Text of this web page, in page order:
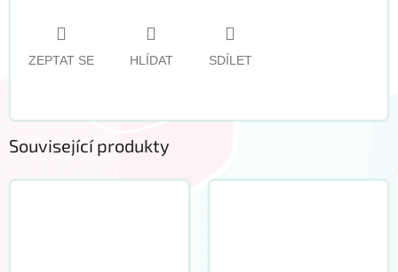
ZEPTAT SE HLÍDAT SDÍLET
Související produkty